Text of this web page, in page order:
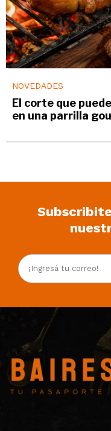
NOVEDADES
El corte que
en una parrilla